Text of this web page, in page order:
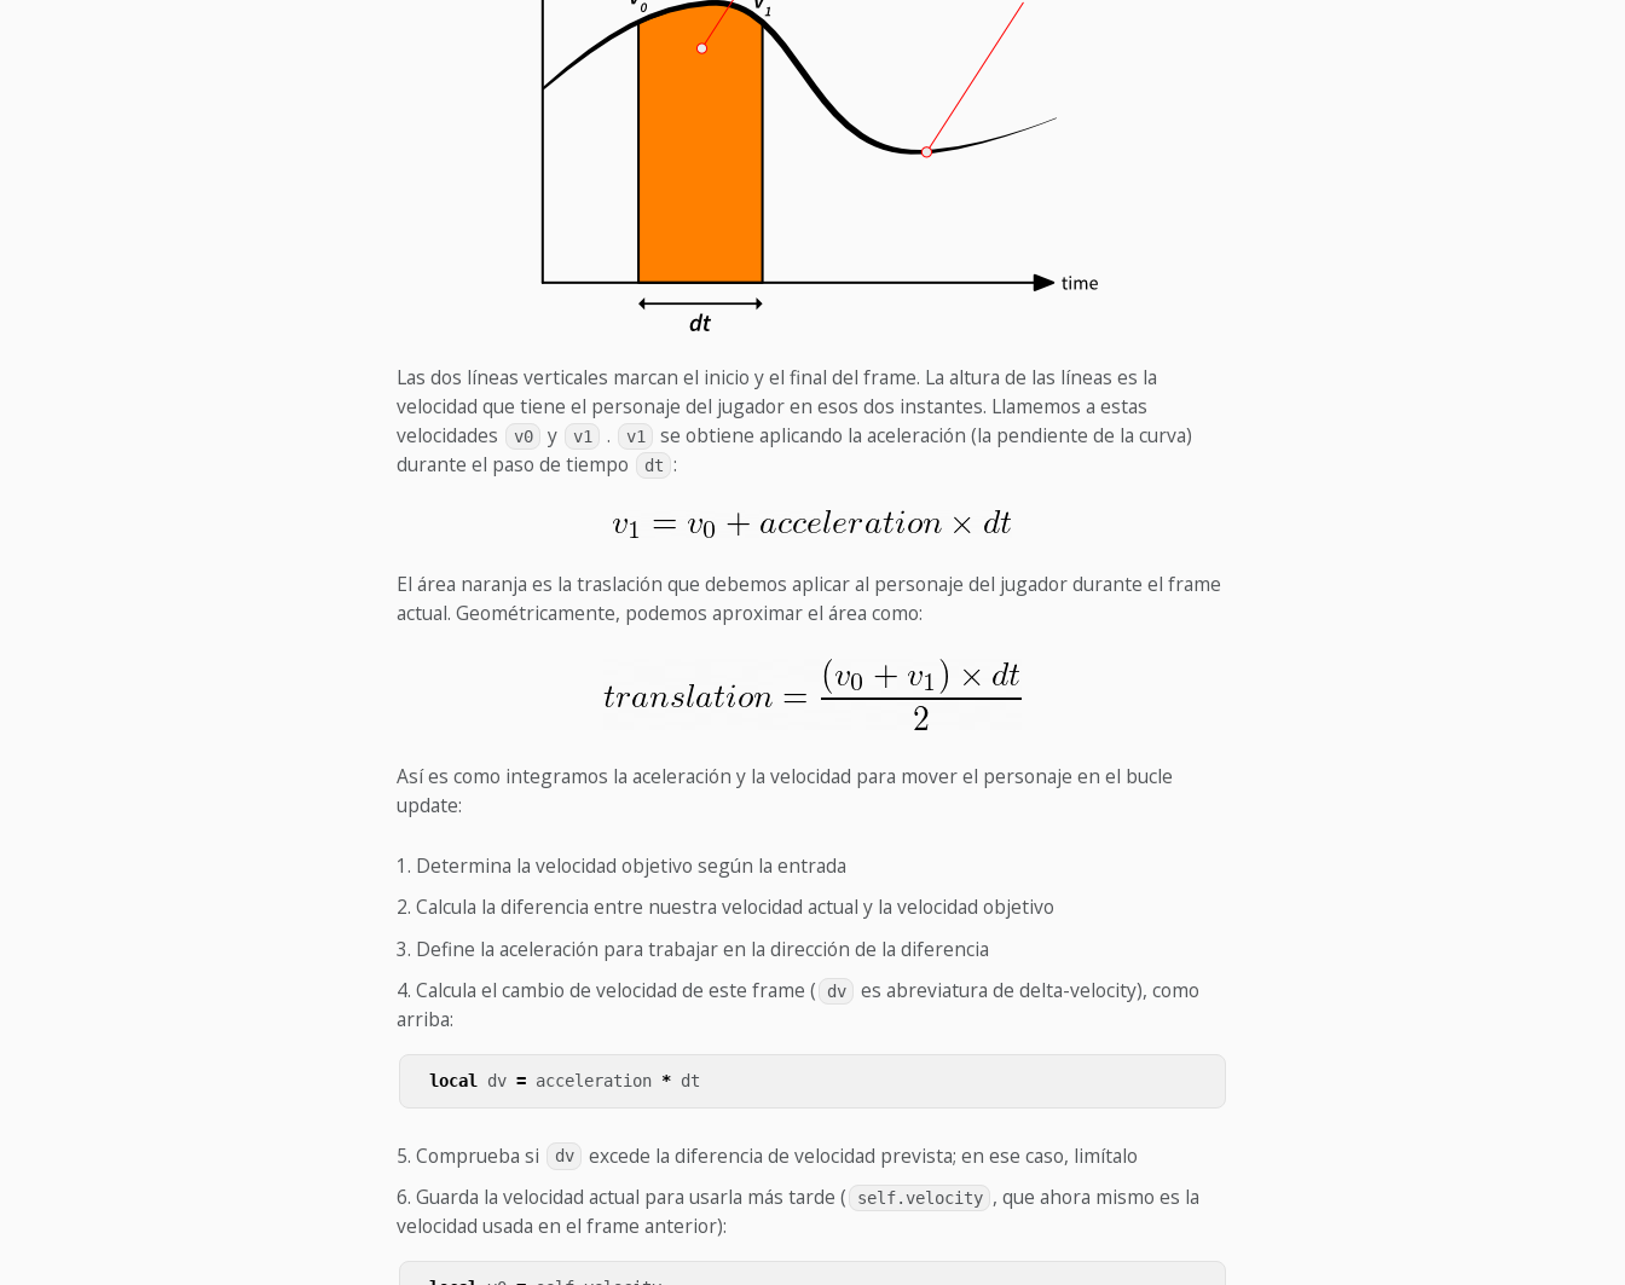
Las dos líneas verticales marcan el inicio y el final del frame. La altura de las líneas es la
velocidad que tiene el personaje del jugador en esos dos instantes. Llamemos a estas
velocidades
v0 y v1 . v1
se obtiene aplicando la aceleración (la pendiente de la curva)
durante el paso de tiempo
dt :
El área naranja es la traslación que debemos aplicar al personaje del jugador durante el frame
actual. Geométricamente, podemos aproximar el área como:
Así es como integramos la aceleración y la velocidad para mover el personaje en el bucle
update:
Determina la velocidad objetivo según la entrada
Calcula la diferencia entre nuestra velocidad actual y la velocidad objetivo
Define la aceleración para trabajar en la dirección de la diferencia
Calcula el cambio de velocidad de este frame (
dv
es abreviatura de delta-velocity), como
arriba:
local dv = acceleration * dt
Comprueba si dv
excede la diferencia de velocidad prevista; en ese caso, limítalo
Guarda la velocidad actual para usarla más tarde (
self.velocity , que ahora mismo es la
velocidad usada en el frame anterior):